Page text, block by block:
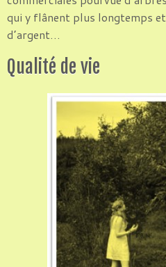
qui y flânent plus longtemps
d’argent…
Qualité de vie